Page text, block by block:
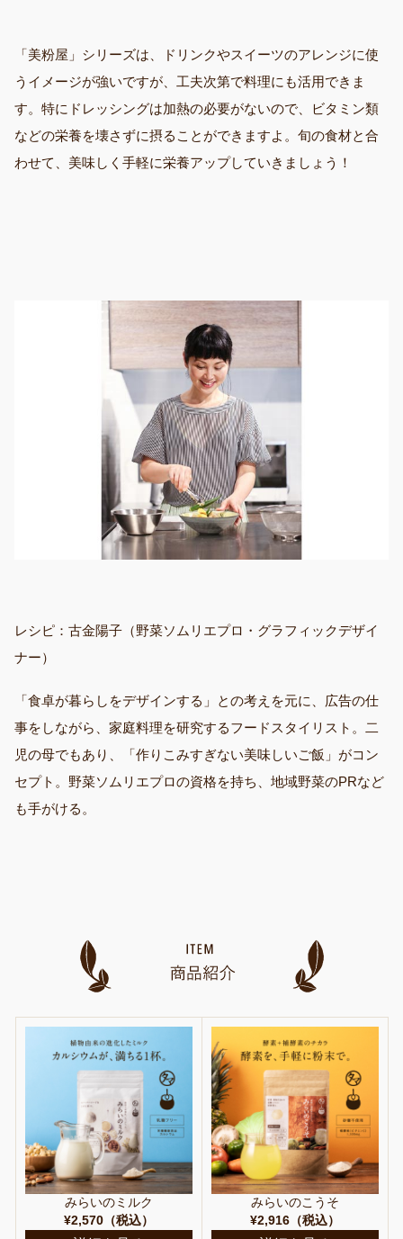
「美粉屋」シリーズは、ドリンクやスイーツのアレンジに使
うイメージが強いですが、工夫次第で料理にも活用できま
す。特にドレッシングは加熱の必要がないので、ビタミン類
などの栄養を壊さずに摂ることができますよ。旬の食材と合
わせて、美味しく手軽に栄養アップしていきましょう！
レシピ：古金陽子（野菜ソムリエプロ・グラフィックデザイ
ナー）
「食卓が暮らしをデザインする」との考えを元に、広告の仕
事をしながら、家庭料理を研究するフードスタイリスト。二
児の母でもあり、「作りこみすぎない美味しいご飯」がコン
セプト。野菜ソムリエプロの資格を持ち、地域野菜のPRなど
も手がける。
みらいのミルク
¥2,570（税込）
みらいのこうそ
¥2,916（税込）